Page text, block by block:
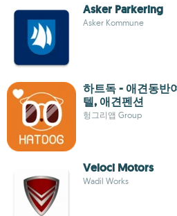
Asker Parkering
Asker Kommune
하트독 - 애견동반
텔, 애견펜션
헝그리앱 Group
Veloci Motors
Wadil Works